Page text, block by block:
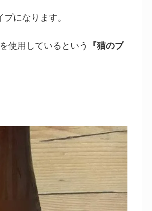
になります。
使用しているという
『猫のブ